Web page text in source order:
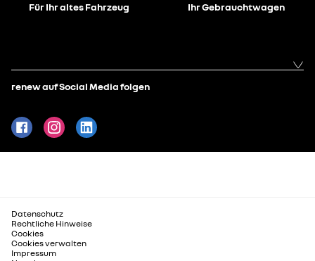
Für Ihr altes Fahrzeug
Ihr Gebrauchtwagen
renew auf Social Media folgen
Datenschutz
Rechtliche Hinweise
Cookies
Cookies verwalten
Impressum